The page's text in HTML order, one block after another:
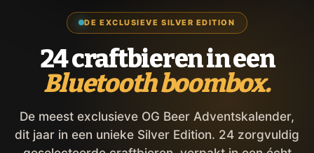
DE EXCLUSIEVE SILVER EDITION
24 craftbieren in een
Bluetooth boombox.
De meest exclusieve OG Beer Adventskalender,
dit jaar in een unieke Silver Edition. 24 zorgvuldig